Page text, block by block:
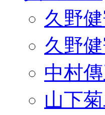
久野
久野
中村
山下